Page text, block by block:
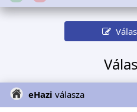
eHazi válasza